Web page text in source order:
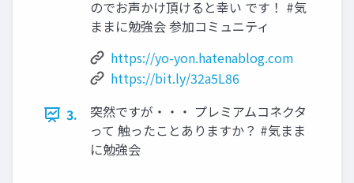
のでお声かけ頂けると幸い です！ #気
ままに勉強会 参加コミュニティ
https://yo-yon.hatenablog.com
https://bit.ly/32a5L86
3.
突然ですが・・・ プレミアムコネクタ
って 触ったことありますか？ #気まま
に勉強会